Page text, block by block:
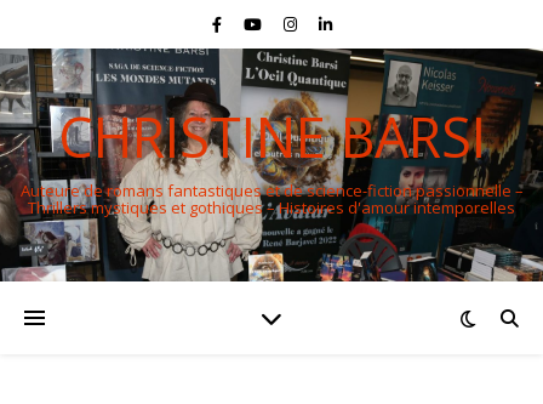
CHRISTINE BARSI
Auteure de romans fantastiques et de science-fiction passionnelle –
Thrillers mystiques et gothiques – Histoires d'amour intemporelles